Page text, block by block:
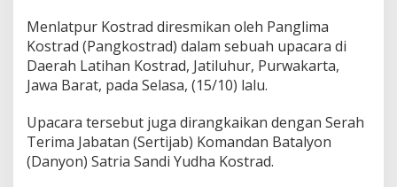
Menlatpur Kostrad diresmikan oleh Panglima
Kostrad (Pangkostrad) dalam sebuah upacara di
Daerah Latihan Kostrad, Jatiluhur, Purwakarta,
Jawa Barat, pada Selasa, (15/10) lalu.
Upacara tersebut juga dirangkaikan dengan Serah
Terima Jabatan (Sertijab) Komandan Batalyon
(Danyon) Satria Sandi Yudha Kostrad.